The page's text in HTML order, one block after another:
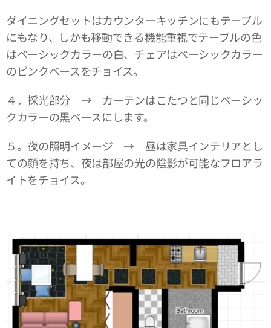
ダイニングセットはカウンターキッチンにもテーブル
にもなり、しかも移動できる機能重視でテーブルの色
はベーシックカラーの白、チェアはベーシックカラー
のピンクベースをチョイス。
４．採光部分 → カーテンはこたつと同じベーシッ
クカラーの黒ベースにします。
５。夜の照明イメージ → 昼は家具インテリアとし
ての顔を持ち、夜は部屋の光の陰影が可能なフロアラ
イトをチョイス。